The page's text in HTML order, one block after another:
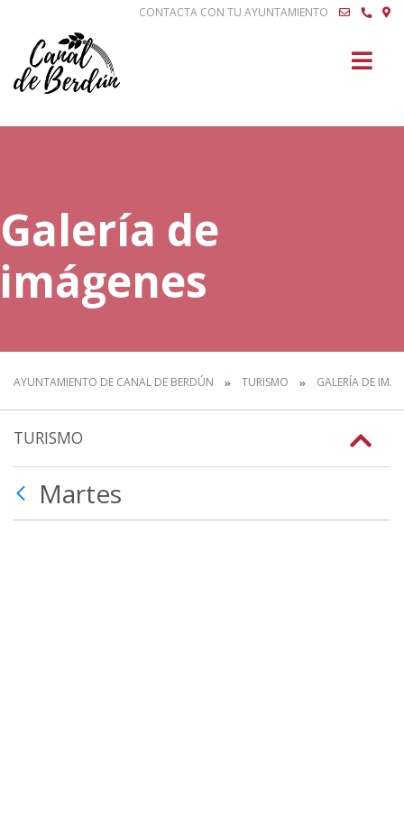
CONTACTA CON TU AYUNTAMIENTO
Galería de
imágenes
AYUNTAMIENTO DE CANAL DE BERDÚN TURISMO GALERÍA DE
TURISMO
Martes